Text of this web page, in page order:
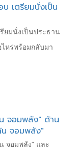
เตรียมนั่งเป็น
ยมนั่งเป็นประธาน
ไหร่พร้อมกลับมา
จอมพลัง" ด้าน
จอมพลัง"
จอมพลัง" และ